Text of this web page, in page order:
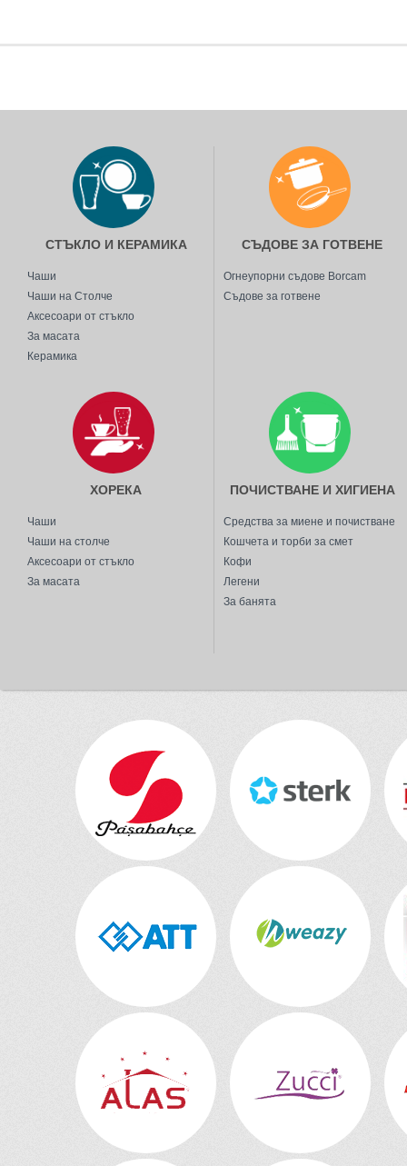
СТЪКЛО И КЕРАМИКА
Чаши
Чаши на Столче
Аксесоари от стъкло
За масата
Керамика
СЪДОВЕ ЗА ГОТВЕНЕ
Огнеупорни съдове Borcam
Съдове за готвене
ХОРЕКА
Чаши
Чаши на столче
Аксесоари от стъкло
За масата
ПОЧИСТВАНЕ И ХИГИЕНА
Средства за миене и почистване
Кошчета и торби за смет
Кофи
Легени
За банята